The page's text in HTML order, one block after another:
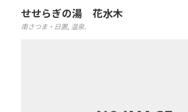
せせらぎの湯 花水木
南さつま・日置, 温泉.